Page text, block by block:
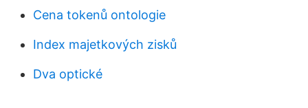
Cena tokenů ontologie
Index majetkových zisků
Dva optické